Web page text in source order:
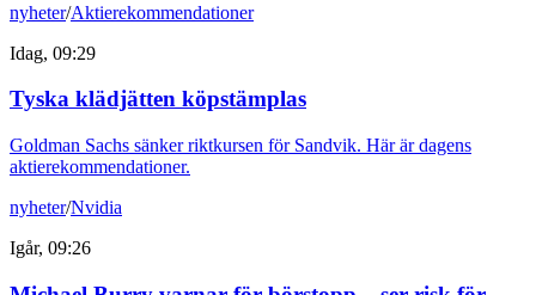
nyheter/Aktierekommendationer
Idag, 09:29
Tyska klädjätten köpstämplas
Goldman Sachs sänker riktkursen för Sandvik. Här är dagens
aktierekommendationer.
nyheter/Nvidia
Igår, 09:26